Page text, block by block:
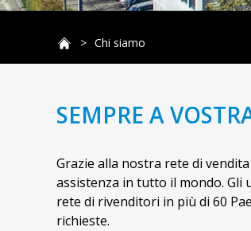
Chi siamo
SEMPRE A
Grazie alla nostra rete di
assistenza in tutto il mondo. Gli
rete di rivenditori in più di 60
richieste.